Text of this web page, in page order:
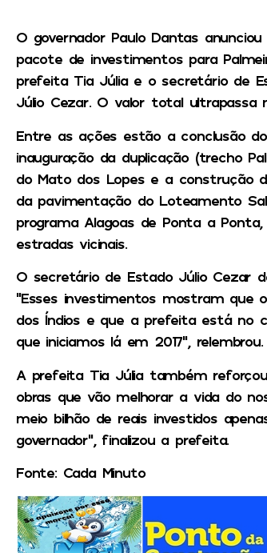
O governador Paulo Dantas
pacote de investimentos para
prefeita Tia Júlia e o secretário de
Júlio Cezar. O valor total ultrapassa
Entre as ações estão a conclusão
inauguração da duplicação (trecho
do Mato dos Lopes e a construção
da pavimentação do Loteamento
programa Alagoas de Ponta a
estradas vicinais.
O secretário de Estado Júlio Cezar
“Esses investimentos mostram que
dos Índios e que a prefeita está no
que iniciamos lá em 2017”, relembrou.
A prefeita Tia Júlia também
obras que vão melhorar a vida do
meio bilhão de reais investidos
governador”, finalizou a prefeita.
Fonte: Cada Minuto